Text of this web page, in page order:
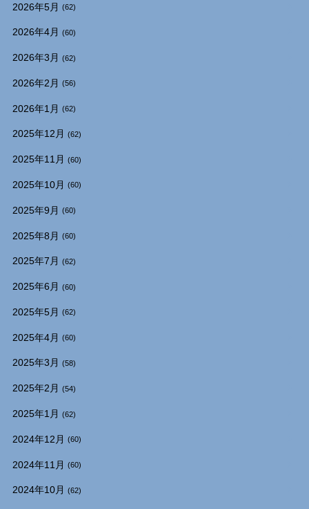
2026年5月 (62)
2026年4月 (60)
2026年3月 (62)
2026年2月 (56)
2026年1月 (62)
2025年12月 (62)
2025年11月 (60)
2025年10月 (60)
2025年9月 (60)
2025年8月 (60)
2025年7月 (62)
2025年6月 (60)
2025年5月 (62)
2025年4月 (60)
2025年3月 (58)
2025年2月 (54)
2025年1月 (62)
2024年12月 (60)
2024年11月 (60)
2024年10月 (62)